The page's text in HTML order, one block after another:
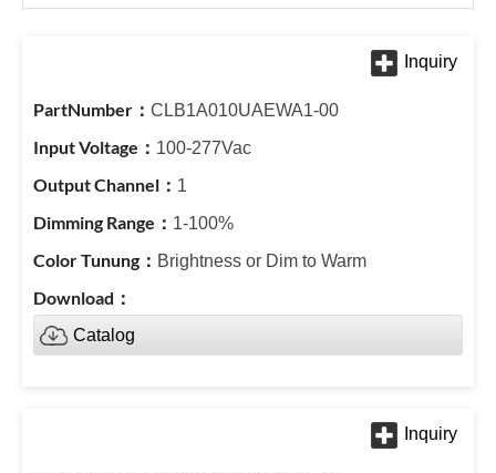
CLB1A010UAEWA1-00
100-277Vac
1
1-100%
Brightness or Dim to Warm
Catalog